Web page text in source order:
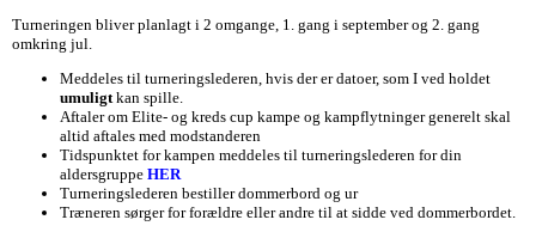
Turneringen bliver planlagt i 2 omgange, 1. gang i september og 2. gang
omkring jul.
Meddeles til turneringslederen, hvis der er datoer, som I ved holdet
umuligtkan spille.
Aftaler om Elite- og kreds cup kampe og kampflytninger generelt skal
altid aftales med modstanderen
Tidspunktet for kampen meddeles til turneringslederen for din
aldersgruppe HER
Turneringslederen bestiller dommerbord og ur
Træneren sørger for forældre eller andre til at sidde ved dommerbordet.